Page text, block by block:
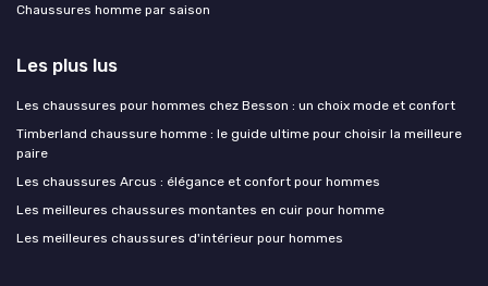
Chaussures homme par saison
Les plus lus
Les chaussures pour hommes chez Besson : un choix mode et confort
Timberland chaussure homme : le guide ultime pour choisir la meilleure
paire
Les chaussures Arcus : élégance et confort pour hommes
Les meilleures chaussures montantes en cuir pour homme
Les meilleures chaussures d'intérieur pour hommes